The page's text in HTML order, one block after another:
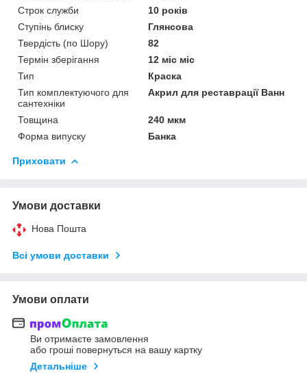
Строк служби
10 років
Ступінь блиску
Глянсова
Твердість (по Шору)
82
Термін зберігання
12 міс міс
Тип
Краска
Тип комплектуючого для
сантехніки
Акрил для реставрації Ванн
Товщина
240 мкм
Форма випуску
Банка
Приховати
Умови доставки
Нова Пошта
Всі умови доставки
Умови оплати
Ви отримаєте замовлення
або гроші повернуться на вашу картку
Детальніше